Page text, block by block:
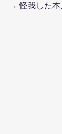
→ 怪我した本